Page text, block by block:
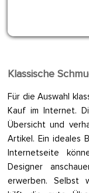
Klassische
Für die Auswahl
Kauf im Internet.
Übersicht und
Artikel. Ein ideales
Internetseite
Designer
erwerben. Selbst